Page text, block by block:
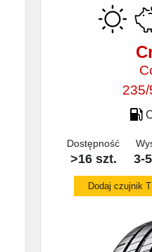
Dostępność
>16 szt. 3-
Dodaj czujnik